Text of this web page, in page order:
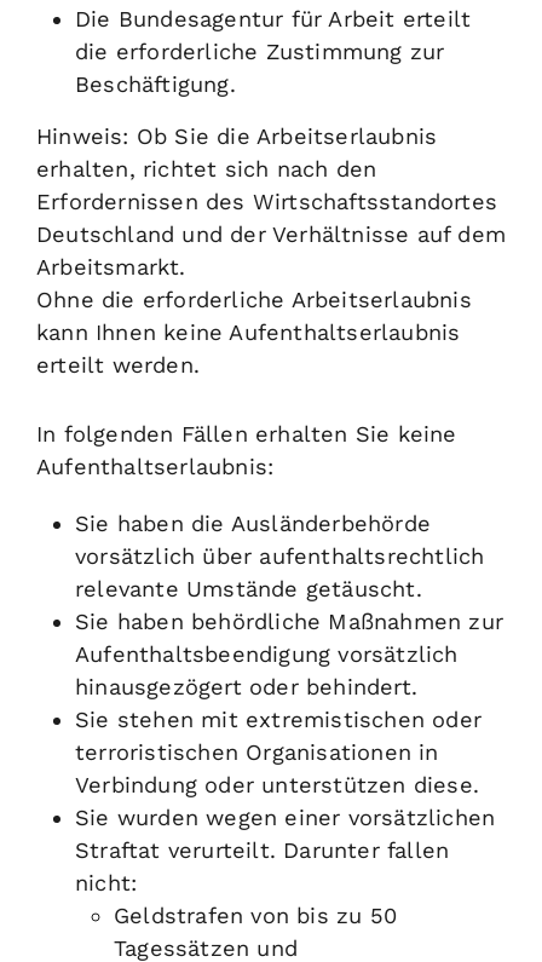
Die Bundesagentur für Arbeit erteilt
die erforderliche Zustimmung zur
Beschäftigung.
Hinweis: Ob Sie die Arbeitserlaubnis
erhalten, richtet sich nach den
Erfordernissen des Wirtschaftsstandortes
Deutschland und der Verhältnisse auf dem
Arbeitsmarkt.
Ohne die erforderliche Arbeitserlaubnis
kann Ihnen keine Aufenthaltserlaubnis
erteilt werden.
In folgenden Fällen erhalten Sie keine
Aufenthaltserlaubnis:
Sie haben die Ausländerbehörde
vorsätzlich über aufenthaltsrechtlich
relevante Umstände getäuscht.
Sie haben behördliche Maßnahmen zur
Aufenthaltsbeendigung vorsätzlich
hinausgezögert oder behindert.
Sie stehen mit extremistischen oder
terroristischen Organisationen in
Verbindung oder unterstützen diese.
Sie wurden wegen einer vorsätzlichen
Straftat verurteilt. Darunter fallen
nicht:
Geldstrafen von bis zu 50
Tagessätzen und